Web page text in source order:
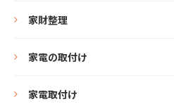
家財整理
家電の取付け
家電取付け